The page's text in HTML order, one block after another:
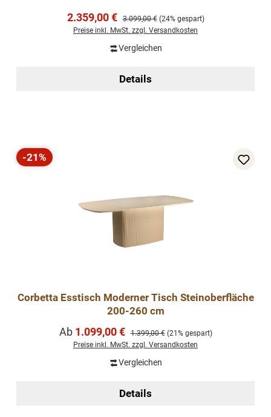
Verkaufspreis:
2.359,00 € Regulärer Preis:
3.099,00 € (24% gespart)
Preise inkl. MwSt. zzgl. Versandkosten
Vergleichen
Details
Rabatt
-21%
Corbetta Esstisch Moderner Tisch Steinoberfläche
200-260 cm
Verkaufspreis:
Ab 1.099,00 € Regulärer Preis:
1.399,00 € (21% gespart)
Preise inkl. MwSt. zzgl. Versandkosten
Vergleichen
Details